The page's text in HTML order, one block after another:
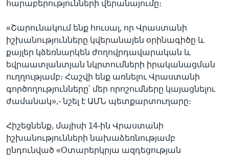
հարաբերությունների վերանայումը։
«Շարունակում ենք հուսալ, որ Վրաստանի
իշխանությունները կվերանայեն օրինագիծը և
քայլեր կձեռնարկեն ժողովրդավարական և
եվրաատլանտյան նկրտումների իրականացման
ուղղությամբ։ Հաշվի ենք առնելու Վրաստանի
գործողությունները՝ մեր որոշումները կայացնելու
ժամանակ»,- նշել է ԱՄՆ պետքարտուղարը։
Հիշեցնենք, մայիսի 14-ին Վրաստանի
իշխանությունների նախաձեռնությամբ
ընդունված «Օտարերկրյա ազդեցության